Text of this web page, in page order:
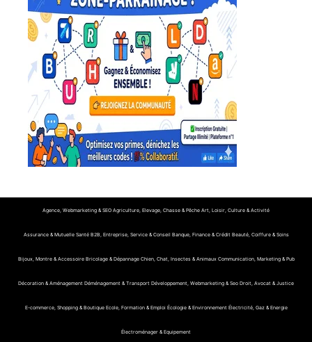
Agence, Webmarketing & SEO Agriculture, Elevage, Chasse & Pêche Art, Loisir, Culture & Activité
Assurance & Mutuelle Santé B2B, Entreprise, Service & Conseil Banque, Finance & Crédit Beauté, Coiffure & Soins
Bijoux, Montre & Accessoire Bricolage & Dépannage Chien, Chat, Insectes & Animaux Communication, Marketing & Pub
Décoration & Aménagement Déménagement & Transport Développement, Webmarketing & Seo Droit, Avocat & Justice
E-commerce, Shopping & Boutique Ecole, Formation & Emploi Écologie & Environnement Électricité, Gaz & Energie
Électroménager & Equipement